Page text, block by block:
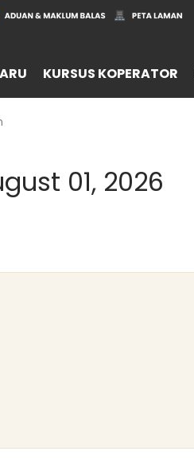
KURSUS KOPERATOR
01, 2026